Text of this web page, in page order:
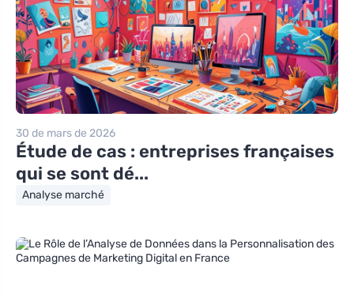
30 de mars de 2026
Étude de cas : entreprises françaises
qui se sont dé...
Analyse marché